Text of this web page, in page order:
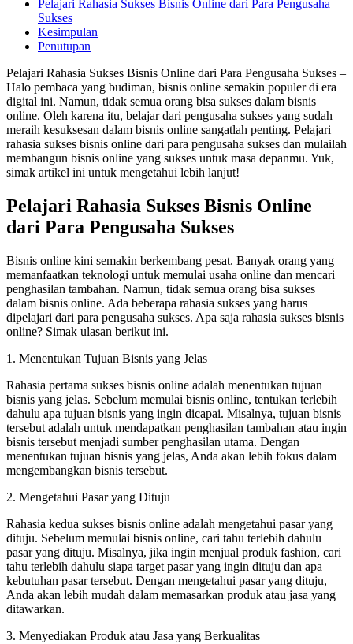
Pelajari Rahasia Sukses Bisnis Online dari Para Pengusaha
Sukses
Kesimpulan
Penutupan
Pelajari Rahasia Sukses Bisnis Online dari Para Pengusaha Sukses –
Halo pembaca yang budiman, bisnis online semakin populer di era
digital ini. Namun, tidak semua orang bisa sukses dalam bisnis
online. Oleh karena itu, belajar dari pengusaha sukses yang sudah
meraih kesuksesan dalam bisnis online sangatlah penting. Pelajari
rahasia sukses bisnis online dari para pengusaha sukses dan mulailah
membangun bisnis online yang sukses untuk masa depanmu. Yuk,
simak artikel ini untuk mengetahui lebih lanjut!
Pelajari Rahasia Sukses Bisnis Online
dari Para Pengusaha Sukses
Bisnis online kini semakin berkembang pesat. Banyak orang yang
memanfaatkan teknologi untuk memulai usaha online dan mencari
penghasilan tambahan. Namun, tidak semua orang bisa sukses
dalam bisnis online. Ada beberapa rahasia sukses yang harus
dipelajari dari para pengusaha sukses. Apa saja rahasia sukses bisnis
online? Simak ulasan berikut ini.
1. Menentukan Tujuan Bisnis yang Jelas
Rahasia pertama sukses bisnis online adalah menentukan tujuan
bisnis yang jelas. Sebelum memulai bisnis online, tentukan terlebih
dahulu apa tujuan bisnis yang ingin dicapai. Misalnya, tujuan bisnis
tersebut adalah untuk mendapatkan penghasilan tambahan atau ingin
bisnis tersebut menjadi sumber penghasilan utama. Dengan
menentukan tujuan bisnis yang jelas, Anda akan lebih fokus dalam
mengembangkan bisnis tersebut.
2. Mengetahui Pasar yang Dituju
Rahasia kedua sukses bisnis online adalah mengetahui pasar yang
dituju. Sebelum memulai bisnis online, cari tahu terlebih dahulu
pasar yang dituju. Misalnya, jika ingin menjual produk fashion, cari
tahu terlebih dahulu siapa target pasar yang ingin dituju dan apa
kebutuhan pasar tersebut. Dengan mengetahui pasar yang dituju,
Anda akan lebih mudah dalam memasarkan produk atau jasa yang
ditawarkan.
3. Menyediakan Produk atau Jasa yang Berkualitas